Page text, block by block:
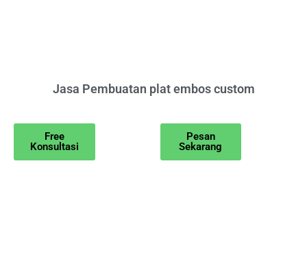
Jasa Pembuatan plat embos custom
Free
Konsultasi
Pesan
Sekarang